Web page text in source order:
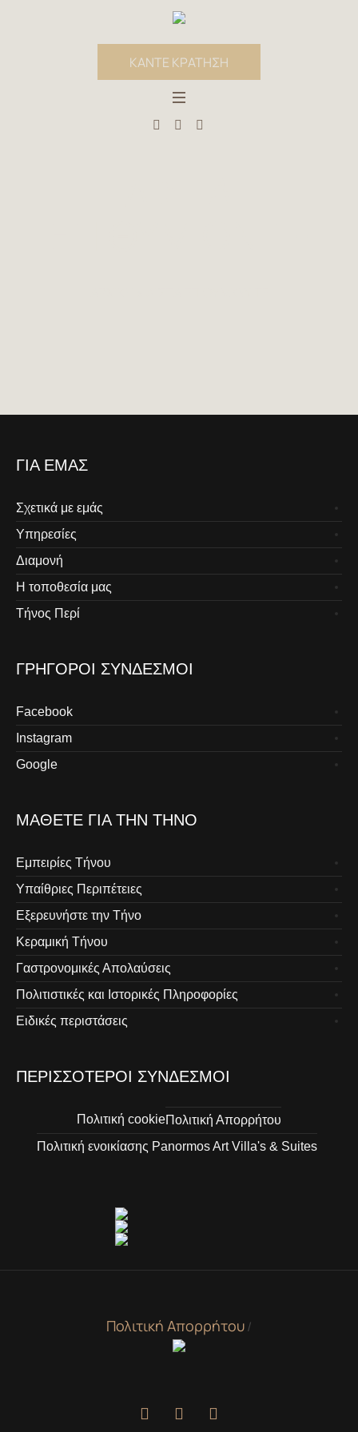
ΚΑΝΤΕ ΚΡΑΤΗΣΗ
ΓΙΑ ΕΜΆΣ
Σχετικά με εμάς
Υπηρεσίες
Διαμονή
Η τοποθεσία μας
Τήνος Περί
ΓΡΉΓΟΡΟΙ ΣΎΝΔΕΣΜΟΙ
Facebook
Instagram
Google
ΜΆΘΕΤΕ ΓΙΑ ΤΗΝ ΤΉΝΟ
Εμπειρίες Τήνου
Υπαίθριες Περιπέτειες
Εξερευνήστε την Τήνο
Κεραμική Τήνου
Γαστρονομικές Απολαύσεις
Πολιτιστικές και Ιστορικές Πληροφορίες
Ειδικές περιστάσεις
ΠΕΡΙΣΣΌΤΕΡΟΙ ΣΎΝΔΕΣΜΟΙ
Πολιτική cookieΠολιτική Απορρήτου
Πολιτική ενοικίασης Panormos Art Villa's & Suites
Πολιτική Απορρήτου/